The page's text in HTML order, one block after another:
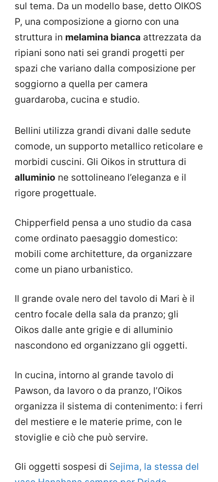
sul tema. Da un modello base, detto OIKOS
P, una composizione a giorno con una
struttura in melamina bianca attrezzata da
ripiani sono nati sei grandi progetti per
spazi che variano dalla composizione per
soggiorno a quella per camera
guardaroba, cucina e studio.
Bellini utilizza grandi divani dalle sedute
comode, un supporto metallico reticolare e
morbidi cuscini. Gli Oikos in struttura di
alluminio ne sottolineano l’eleganza e il
rigore progettuale.
Chipperfield pensa a uno studio da casa
come ordinato paesaggio domestico:
mobili come architetture, da organizzare
come un piano urbanistico.
Il grande ovale nero del tavolo di Mari è il
centro focale della sala da pranzo; gli
Oikos dalle ante grigie e di alluminio
nascondono ed organizzano gli oggetti.
In cucina, intorno al grande tavolo di
Pawson, da lavoro o da pranzo, l’Oikos
organizza il sistema di contenimento: i ferri
del mestiere e le materie prime, con le
stoviglie e ciò che può servire.
Gli oggetti sospesi di Sejima, la stessa del